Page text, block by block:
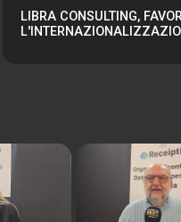
LIBRA CONSULTING,